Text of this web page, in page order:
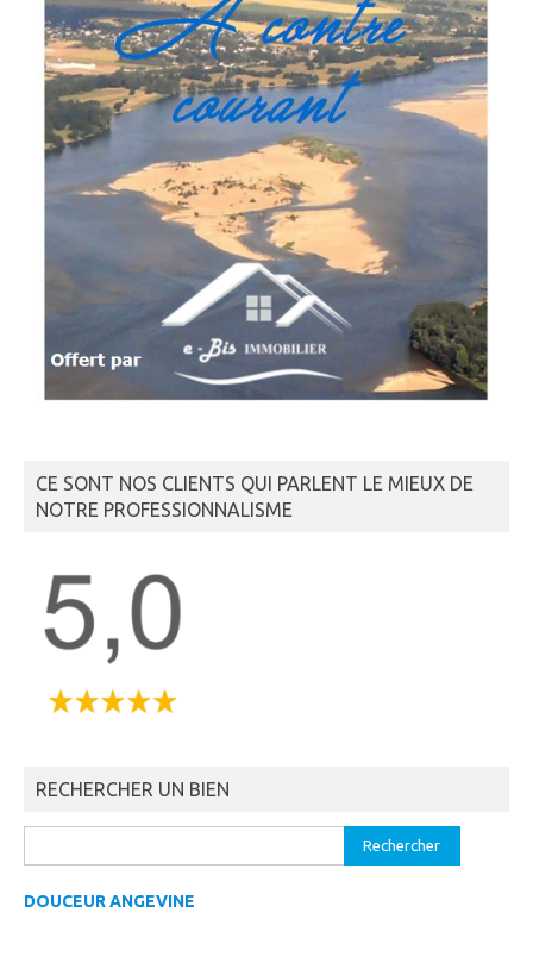
CE SONT NOS CLIENTS QUI PARLENT LE MIEUX DE
NOTRE PROFESSIONNALISME
RECHERCHER UN BIEN
DOUCEUR ANGEVINE